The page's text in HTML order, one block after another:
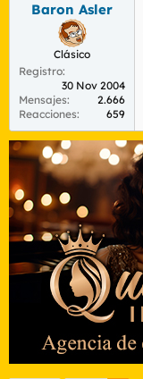
Baron Asler
Clásico
Registro
30 Nov 2004
Mensajes
2.666
Reacciones
659